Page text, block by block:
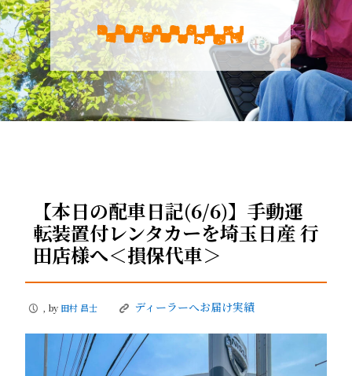
【本日の配車日記(6/6)】手動運
転装置付レンタカーを埼玉日産 行
田店様へ＜損保代車＞
P , by 田村 昌士 K ディーラーへお届け実績